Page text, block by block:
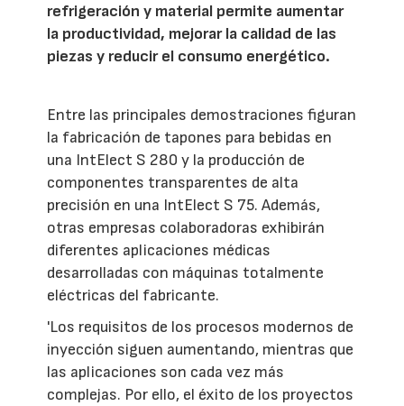
refrigeración y material permite aumentar
la productividad, mejorar la calidad de las
piezas y reducir el consumo energético.
Entre las principales demostraciones figuran
la fabricación de tapones para bebidas en
una IntElect S 280 y la producción de
componentes transparentes de alta
precisión en una IntElect S 75. Además,
otras empresas colaboradoras exhibirán
diferentes aplicaciones médicas
desarrolladas con máquinas totalmente
eléctricas del fabricante.
'Los requisitos de los procesos modernos de
inyección siguen aumentando, mientras que
las aplicaciones son cada vez más
complejas. Por ello, el éxito de los proyectos